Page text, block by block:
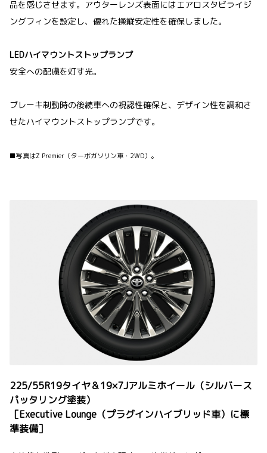
品を感じさせます。アウターレンズ表面にはエアロスタビライジ
ングフィンを設定し、優れた操縦安定性を確保しました。
LEDハイマウントストップランプ
安全への配慮を灯す光。
ブレーキ制動時の後続車への視認性確保と、デザイン性を調和さ
せたハイマウントストップランプです。
■写真はZ Premier（ターボガソリン車・2WD）。
225/55R19タイヤ＆19×7Jアルミホイール（シルバース
パッタリング塗装）
［Executive Lounge（プラグインハイブリッド車）に標
準装備］